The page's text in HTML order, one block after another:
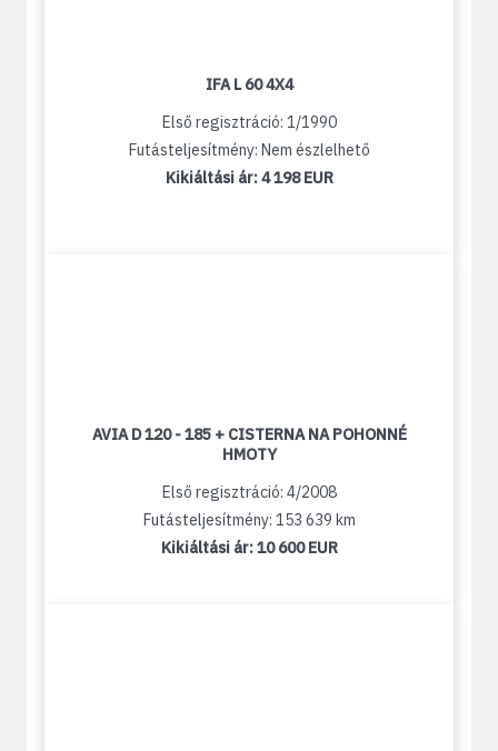
IFA L 60 4X4
Első regisztráció: 1/1990
Futásteljesítmény: Nem észlelhető
Kikiáltási ár:4 198 EUR
AVIA D 120 - 185 + CISTERNA NA POHONNÉ
HMOTY
Első regisztráció: 4/2008
Futásteljesítmény: 153 639 km
Kikiáltási ár:10 600 EUR